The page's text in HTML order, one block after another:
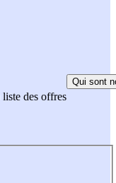
des offres
Qui sont